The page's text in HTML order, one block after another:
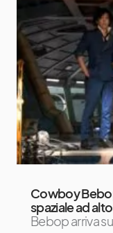
Cowboy
spaziale ad
Bebop arriva